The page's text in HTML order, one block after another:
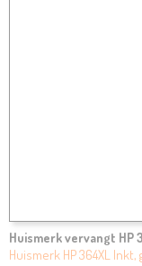
Huismerk vervangt HP
Huismerk HP 364XL